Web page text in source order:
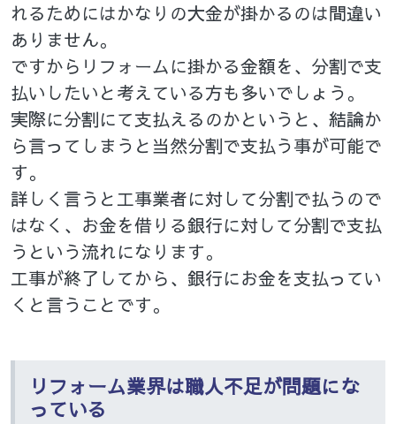
れるためにはかなりの大金が掛かるのは間違い
ありません。
ですからリフォームに掛かる金額を、分割で支
払いしたいと考えている方も多いでしょう。
実際に分割にて支払えるのかというと、結論か
ら言ってしまうと当然分割で支払う事が可能で
す。
詳しく言うと工事業者に対して分割で払うので
はなく、お金を借りる銀行に対して分割で支払
うという流れになります。
工事が終了してから、銀行にお金を支払ってい
くと言うことです。
リフォーム業界は職人不足が問題にな
っている